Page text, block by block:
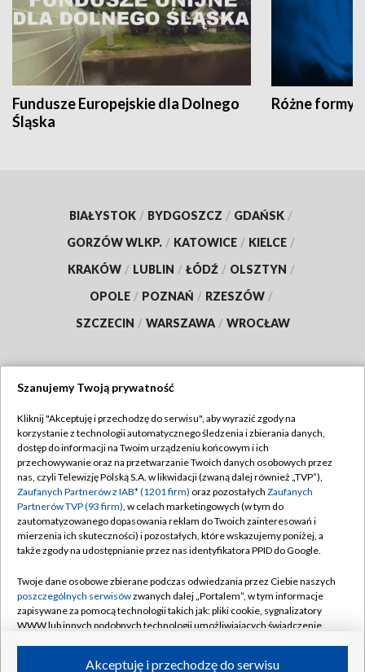
Fundusze Europejskie dla Dolnego
Śląska
Różne formy
BIAŁYSTOK / BYDGOSZCZ / GDAŃSK /
GORZÓW WLKP. / KATOWICE / KIELCE /
KRAKÓW / LUBLIN / ŁÓDŹ / OLSZTYN /
OPOLE / POZNAŃ / RZESZÓW /
SZCZECIN / WARSZAWA / WROCŁAW
TVP
Abonament TVP
Emisja w TVP
Centrum informacji TVP
Naziemna Telewizja Cyfrowa
Rada Programowa
System NOS
Informacje o nadawcy
Regulamin TVP
Polityka prywatności
Moje zgody
Pomoc
Kontakt
Kanały
Szanujemy Twoją prywatność
Kliknij "Akceptuję i przechodzę do serwisu", aby wyrazić zgody na
korzystanie z technologii automatycznego śledzenia i zbierania danych,
dostęp do informacji na Twoim urządzeniu końcowym i ich
przechowywanie oraz na przetwarzanie Twoich danych osobowych przez
nas, czyli Telewizję Polską S.A. w likwidacji (zwaną dalej również „TVP”),
Zaufanych Partnerów z IAB* (1201 firm) oraz pozostałych Zaufanych
Partnerów TVP (93 firm), w celach marketingowych (w tym do
zautomatyzowanego dopasowania reklam do Twoich zainteresowań i
mierzenia ich skuteczności) i pozostałych, które wskazujemy poniżej, a
także zgody na udostępnianie przez nas identyfikatora PPID do Google.
Twoje dane osobowe zbierane podczas odwiedzania przez Ciebie naszych
poszczególnych serwisówzwanych dalej „Portalem”, w tym informacje
zapisywane za pomocą technologii takich jak: pliki cookie, sygnalizatory
WWW lub innych podobnych technologii umożliwiających świadczenie
ruchu w Internecie.Akceptuję i przechodzę do serwisu